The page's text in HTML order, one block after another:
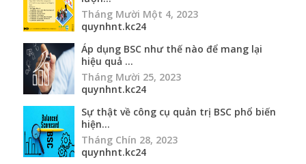
Tháng Mười Một 4, 2023
quynhnt.kc24
Áp dụng BSC như thế nào để mang lại
hiệu quả ...
Tháng Mười 25, 2023
quynhnt.kc24
Sự thật về công cụ quản trị BSC phổ biến
hiện...
Tháng Chín 28, 2023
quynhnt.kc24